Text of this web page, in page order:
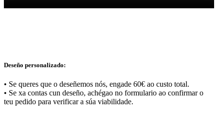
Deseño personalizado:
• Se queres que o deseñemos nós, engade 60€ ao custo total.
• Se xa contas cun deseño, achégao no formulario ao confirmar o
teu pedido para verificar a súa viabilidade.